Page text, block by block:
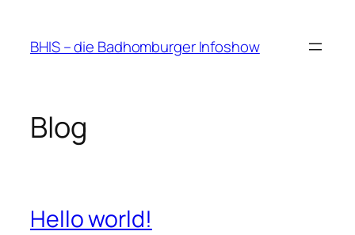
springen
BHIS – die Badhomburger Infoshow
Blog
Hello world!